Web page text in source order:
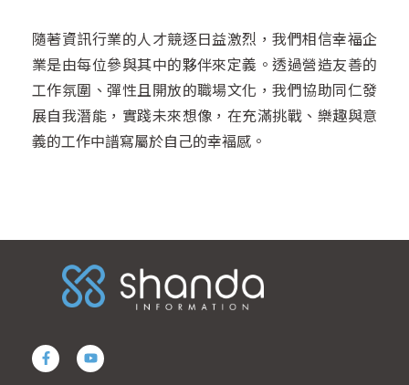
隨著資訊行業的人才競逐日益激烈，我們相信幸福企
業是由每位參與其中的夥伴來定義。透過營造友善的
工作氛圍、彈性且開放的職場文化，我們協助同仁發
展自我潛能，實踐未來想像，在充滿挑戰、樂趣與意
義的工作中譜寫屬於自己的幸褔感。